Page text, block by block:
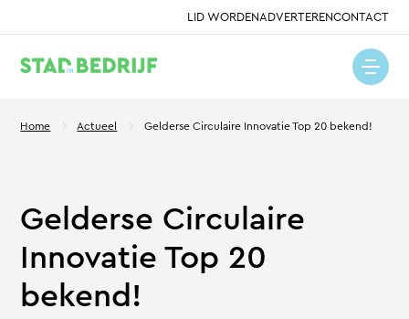
LID WORDENADVERTERENCONTACT
Home Actueel Gelderse Circulaire Innovatie Top 20 bekend!
Gelderse Circulaire
Innovatie Top 20
bekend!